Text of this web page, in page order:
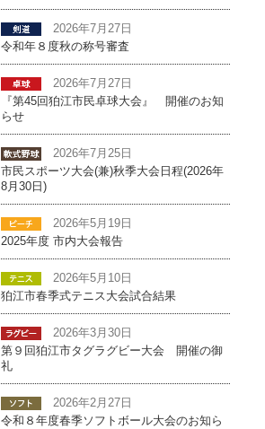
2026年7月27日
令和年８度秋の称号審査
2026年7月27日
『第45回狛江市民卓球大会』 開催のお知
らせ
2026年7月25日
市民スポーツ大会(兼)秋季大会日程(2026年
8月30日)
2026年5月19日
2025年度 市内大会報告
2026年5月10日
狛江市春季式テニス大会試合結果
2026年3月30日
第９回狛江市タグラグビー大会 開催の御
礼
2026年2月27日
令和８年度春季ソフトボール大会のお知ら